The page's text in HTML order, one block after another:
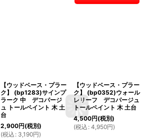
【ウッドベース・プラー
ク】 (bp1283)サインプ
ラーク 中 デコパージ
ュ トールペイント 木 土
台
2,900円(税別)
(税込 : 3,190円)
【ウッドベース・プラー
ク】 (bp0352)ウォール
レリーフ デコパージュ
トールペイント 木 土台
4,500円(税別)
(税込 : 4,950円)